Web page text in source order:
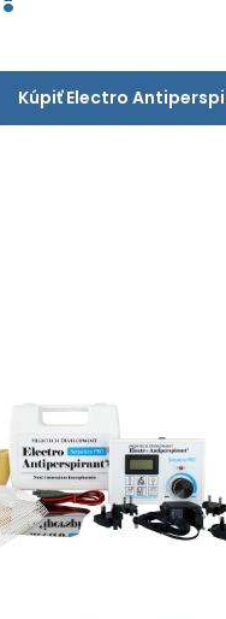
Kúpiť Electro